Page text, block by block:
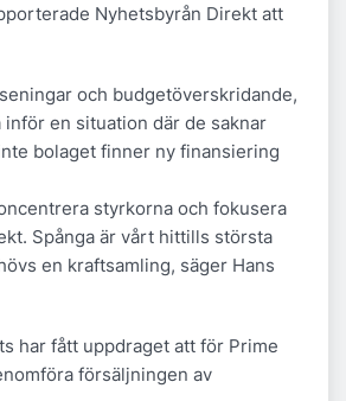
Nyhetsbyrån Direkt att
och budgetöverskridande,
inför en situation där de saknar
bolaget finner ny finansiering
styrkorna och fokusera
Spånga är vårt hittills största
en kraftsamling, säger Hans
har fått uppdraget att för Prime
försäljningen av